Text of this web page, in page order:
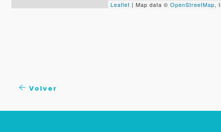
Leaflet | Map data © OpenStreetMap,
Volver